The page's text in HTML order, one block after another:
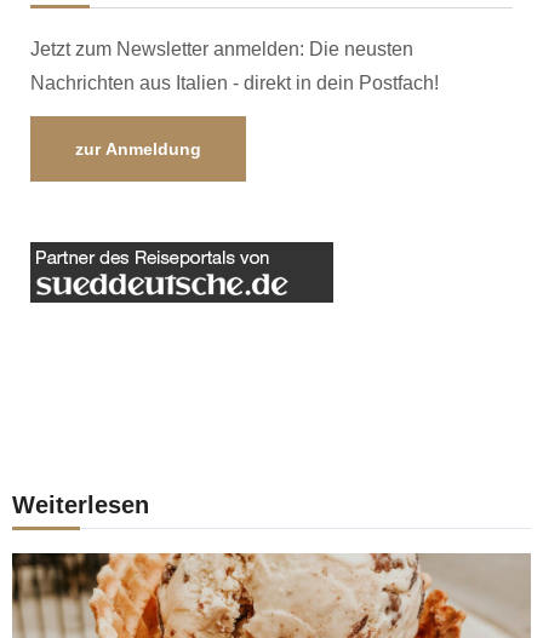
Jetzt zum Newsletter anmelden: Die neusten
Nachrichten aus Italien - direkt in dein Postfach!
zur Anmeldung
Weiterlesen